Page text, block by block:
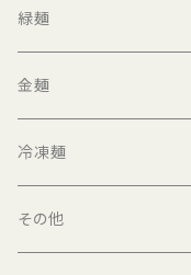
緑麺
金麺
冷凍麺
その他